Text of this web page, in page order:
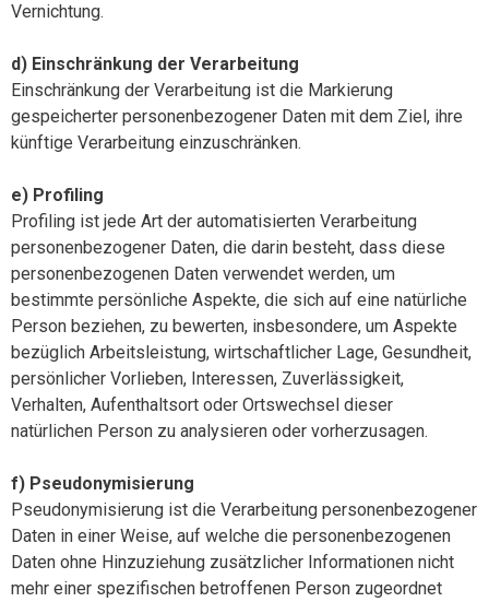
Vernichtung.
d) Einschränkung der Verarbeitung
Einschränkung der Verarbeitung ist die Markierung
gespeicherter personenbezogener Daten mit dem Ziel, ihre
künftige Verarbeitung einzuschränken.
e) Profiling
Profiling ist jede Art der automatisierten Verarbeitung
personenbezogener Daten, die darin besteht, dass diese
personenbezogenen Daten verwendet werden, um
bestimmte persönliche Aspekte, die sich auf eine natürliche
Person beziehen, zu bewerten, insbesondere, um Aspekte
bezüglich Arbeitsleistung, wirtschaftlicher Lage, Gesundheit,
persönlicher Vorlieben, Interessen, Zuverlässigkeit,
Verhalten, Aufenthaltsort oder Ortswechsel dieser
natürlichen Person zu analysieren oder vorherzusagen.
f) Pseudonymisierung
Pseudonymisierung ist die Verarbeitung personenbezogener
Daten in einer Weise, auf welche die personenbezogenen
Daten ohne Hinzuziehung zusätzlicher Informationen nicht
mehr einer spezifischen betroffenen Person zugeordnet